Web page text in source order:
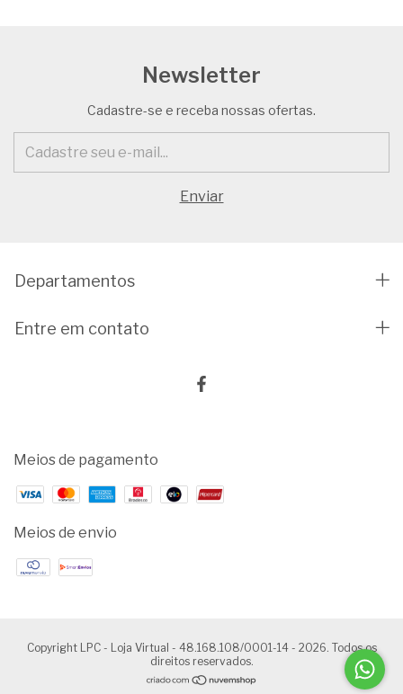
Newsletter
Cadastre-se e receba nossas ofertas.
Departamentos
Entre em contato
Meios de pagamento
Meios de envio
Copyright LPC - Loja Virtual - 48.168.108/0001-14 - 2026. Todos os
direitos reservados.